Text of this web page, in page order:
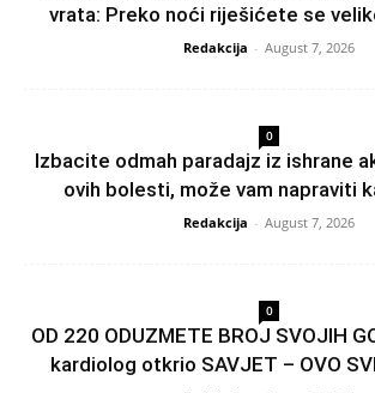
vrata: Preko noći riješićete se
Redakcija - August 7, 2026
0
Izbacite odmah paradajz iz ishrane
ovih bolesti, može vam napraviti
Redakcija - August 7, 2026
0
OD 220 ODUZMETE BROJ SVOJIH
kardiolog otkrio SAVJET – OVO